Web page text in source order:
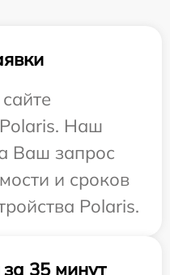
Наш
Ваш запрос
и сроков
Polaris.
35 минут